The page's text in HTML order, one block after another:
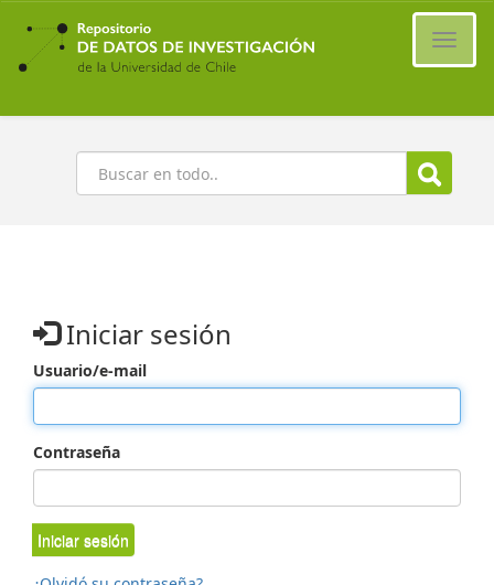
Ir
contenido
principal
Buscar
Iniciar sesión
Usuario/e-mail
Contraseña
Iniciar sesión